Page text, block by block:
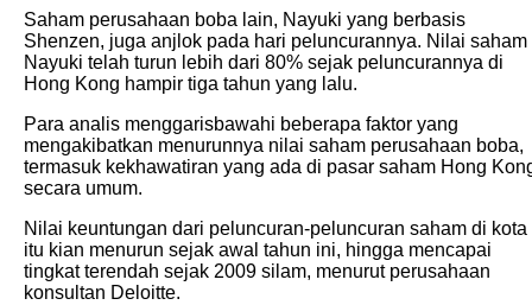
Saham perusahaan boba lain, Nayuki yang berbasis
Shenzen, juga anjlok pada hari peluncurannya. Nilai saham
Nayuki telah turun lebih dari 80% sejak peluncurannya di
Hong Kong hampir tiga tahun yang lalu.
Para analis menggarisbawahi beberapa faktor yang
mengakibatkan menurunnya nilai saham perusahaan boba,
termasuk kekhawatiran yang ada di pasar saham Hong
secara umum.
Nilai keuntungan dari peluncuran-peluncuran saham di kota
itu kian menurun sejak awal tahun ini, hingga mencapai
tingkat terendah sejak 2009 silam, menurut perusahaan
konsultan Deloitte.